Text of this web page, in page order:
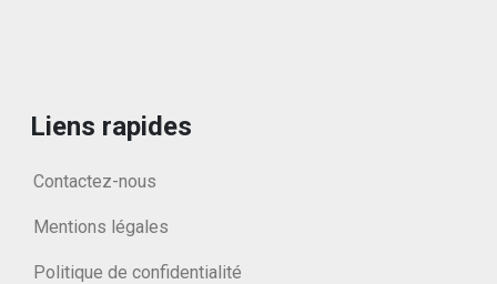
Liens rapides
Contactez-nous
Mentions légales
Politique de confidentialité